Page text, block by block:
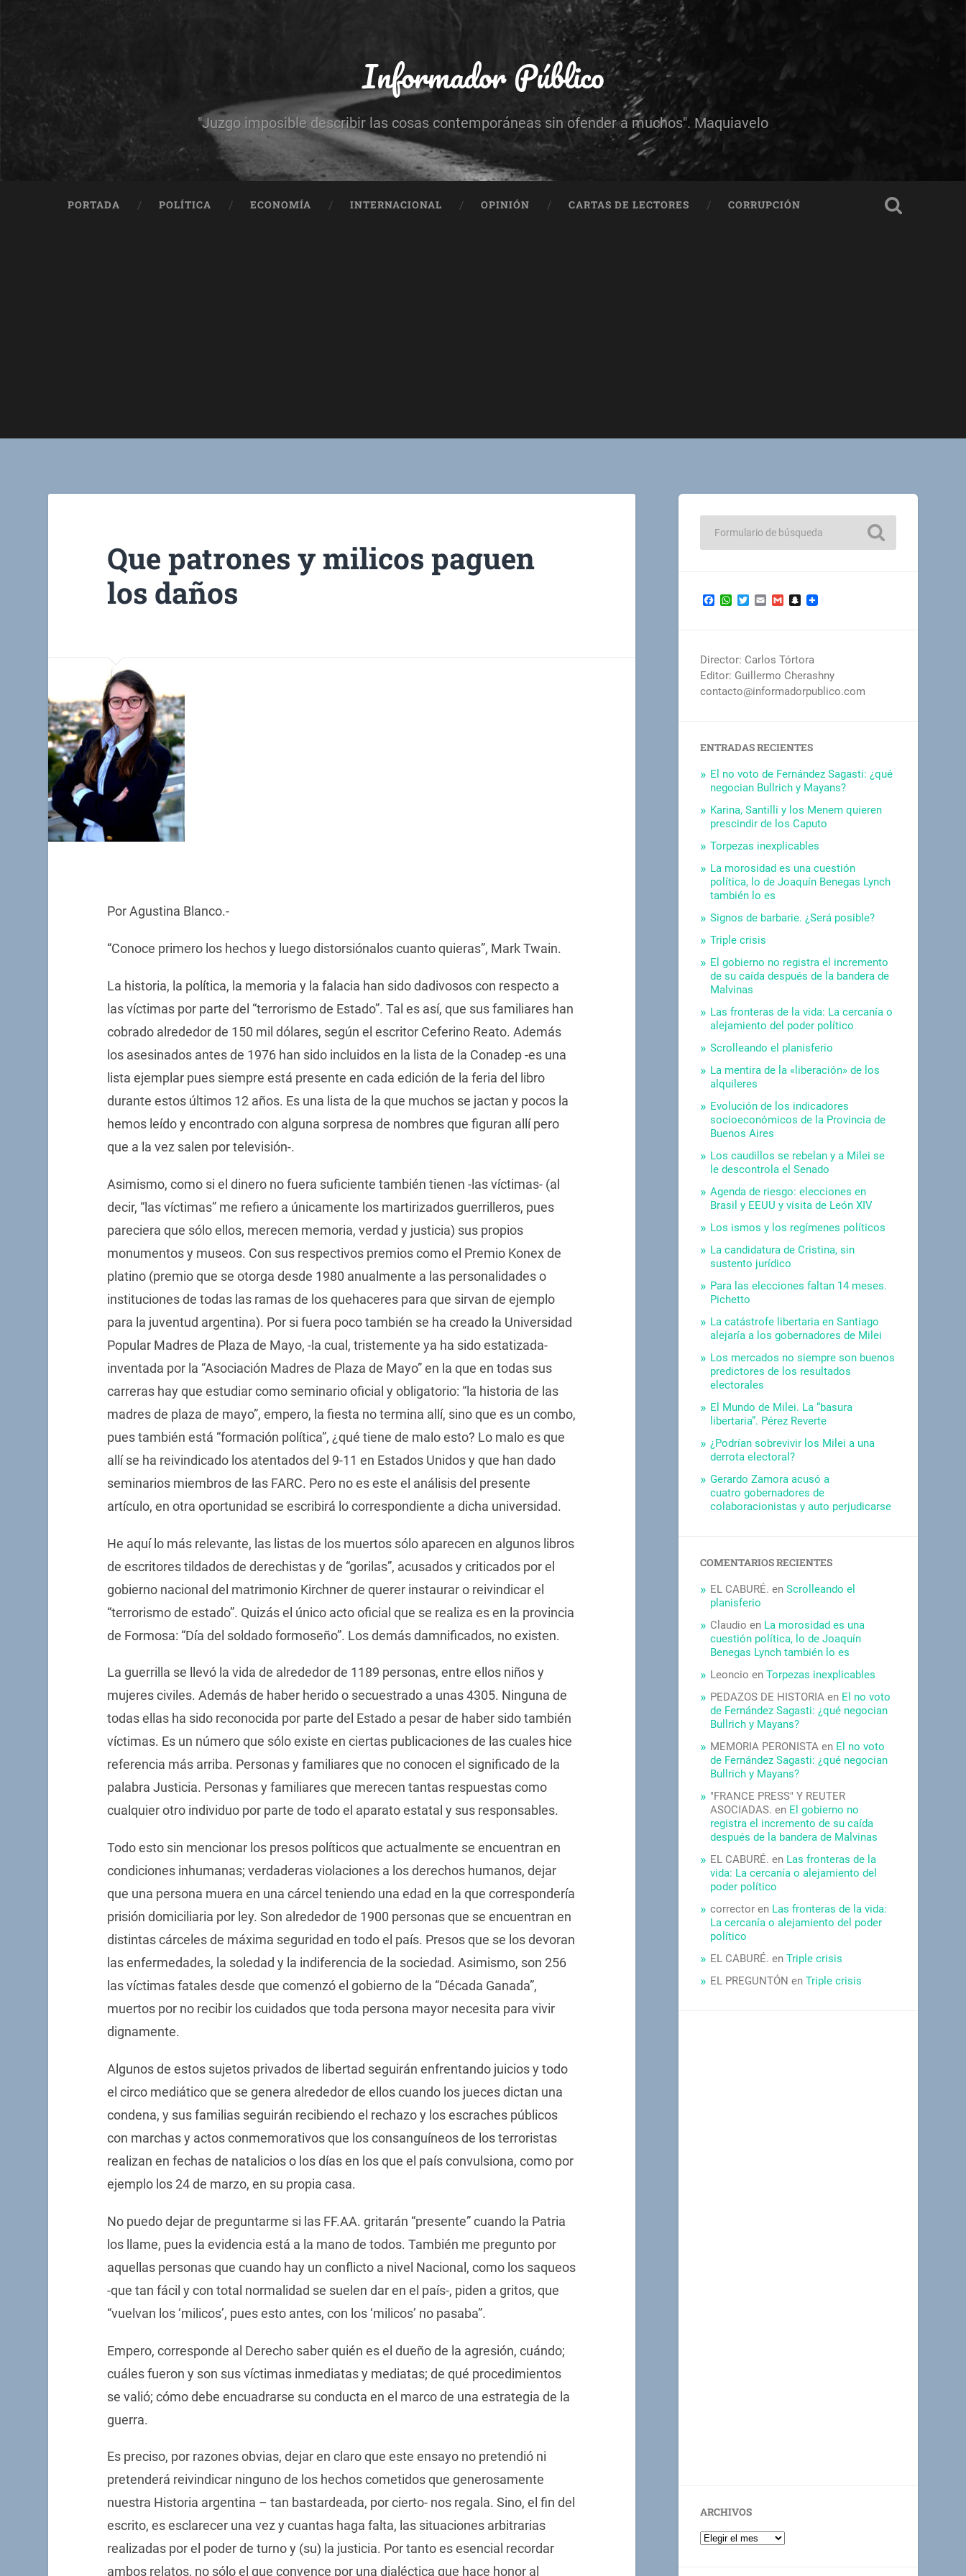
Informador Público
"Juzgo imposible describir las cosas contemporáneas sin ofender a muchos". Maquiavelo
PORTADA POLÍTICA ECONOMÍA INTERNACIONAL OPINIÓN CARTAS DE LECTORES CORRUPCIÓN
Que patrones y milicos paguen
los daños
Por Agustina Blanco.-
“Conoce primero los hechos y luego distorsiónalos cuanto quieras”, Mark Twain.
La historia, la política, la memoria y la falacia han sido dadivosos con respecto a
las víctimas por parte del “terrorismo de Estado”. Tal es así, que sus familiares han
cobrado alrededor de 150 mil dólares, según el escritor Ceferino Reato. Además
los asesinados antes de 1976 han sido incluidos en la lista de la Conadep -es una
lista ejemplar pues siempre está presente en cada edición de la feria del libro
durante estos últimos 12 años. Es una lista de la que muchos se jactan y pocos la
hemos leído y encontrado con alguna sorpresa de nombres que figuran allí pero
que a la vez salen por televisión-.
Asimismo, como si el dinero no fuera suficiente también tienen -las víctimas- (al
decir, “las víctimas” me refiero a únicamente los martirizados guerrilleros, pues
pareciera que sólo ellos, merecen memoria, verdad y justicia) sus propios
monumentos y museos. Con sus respectivos premios como el Premio Konex de
platino (premio que se otorga desde 1980 anualmente a las personalidades o
instituciones de todas las ramas de los quehaceres para que sirvan de ejemplo
para la juventud argentina). Por si fuera poco también se ha creado la Universidad
Popular Madres de Plaza de Mayo, -la cual, tristemente ya ha sido estatizada-
inventada por la “Asociación Madres de Plaza de Mayo” en la que en todas sus
carreras hay que estudiar como seminario oficial y obligatorio: “la historia de las
madres de plaza de mayo”, empero, la fiesta no termina allí, sino que es un combo,
pues también está “formación política”, ¿qué tiene de malo esto? Lo malo es que
allí se ha reivindicado los atentados del 9-11 en Estados Unidos y que han dado
seminarios miembros de las FARC. Pero no es este el análisis del presente
artículo, en otra oportunidad se escribirá lo correspondiente a dicha universidad.
He aquí lo más relevante, las listas de los muertos sólo aparecen en algunos libros
de escritores tildados de derechistas y de “gorilas”, acusados y criticados por el
gobierno nacional del matrimonio Kirchner de querer instaurar o reivindicar el
“terrorismo de estado”. Quizás el único acto oficial que se realiza es en la provincia
de Formosa: “Día del soldado formoseño”. Los demás damnificados, no existen.
La guerrilla se llevó la vida de alrededor de 1189 personas, entre ellos niños y
mujeres civiles. Además de haber herido o secuestrado a unas 4305. Ninguna de
todas ellas ha sido reconocida por parte del Estado a pesar de haber sido también
víctimas. Es un número que sólo existe en ciertas publicaciones de las cuales hice
referencia más arriba. Personas y familiares que no conocen el significado de la
palabra Justicia. Personas y familiares que merecen tantas respuestas como
cualquier otro individuo por parte de todo el aparato estatal y sus responsables.
Todo esto sin mencionar los presos políticos que actualmente se encuentran en
condiciones inhumanas; verdaderas violaciones a los derechos humanos, dejar
que una persona muera en una cárcel teniendo una edad en la que correspondería
prisión domiciliaria por ley. Son alrededor de 1900 personas que se encuentran en
distintas cárceles de máxima seguridad en todo el país. Presos que se los devoran
las enfermedades, la soledad y la indiferencia de la sociedad. Asimismo, son 256
las víctimas fatales desde que comenzó el gobierno de la “Década Ganada”,
muertos por no recibir los cuidados que toda persona mayor necesita para vivir
dignamente.
Algunos de estos sujetos privados de libertad seguirán enfrentando juicios y todo
el circo mediático que se genera alrededor de ellos cuando los jueces dictan una
condena, y sus familias seguirán recibiendo el rechazo y los escraches públicos
con marchas y actos conmemorativos que los consanguíneos de los terroristas
realizan en fechas de natalicios o los días en los que el país convulsiona, como por
ejemplo los 24 de marzo, en su propia casa.
No puedo dejar de preguntarme si las FF.AA. gritarán “presente” cuando la Patria
los llame, pues la evidencia está a la mano de todos. También me pregunto por
aquellas personas que cuando hay un conflicto a nivel Nacional, como los saqueos
-que tan fácil y con total normalidad se suelen dar en el país-, piden a gritos, que
“vuelvan los ‘milicos’, pues esto antes, con los ‘milicos’ no pasaba”.
Empero, corresponde al Derecho saber quién es el dueño de la agresión, cuándo;
cuáles fueron y son sus víctimas inmediatas y mediatas; de qué procedimientos
se valió; cómo debe encuadrarse su conducta en el marco de una estrategia de la
guerra.
Es preciso, por razones obvias, dejar en claro que este ensayo no pretendió ni
pretenderá reivindicar ninguno de los hechos cometidos que generosamente
nuestra Historia argentina – tan bastardeada, por cierto- nos regala. Sino, el fin del
escrito, es esclarecer una vez y cuantas haga falta, las situaciones arbitrarias
realizadas por el poder de turno y (su) la justicia. Por tanto es esencial recordar
ambos relatos, no sólo el que convence por una dialéctica que hace honor al
Facebook
WhatsApp
TwitterEmailGmailSnapchat
Director: Carlos Tórtora
Editor: Guillermo Cherashny
contacto@informadorpublico.com
ENTRADAS RECIENTES
El no voto de Fernández Sagasti: ¿qué
negocian Bullrich y Mayans?
Karina, Santilli y los Menem quieren
prescindir de los Caputo
Torpezas inexplicables
La morosidad es una cuestión
política, lo de Joaquín Benegas Lynch
también lo es
Signos de barbarie. ¿Será posible?
Triple crisis
El gobierno no registra el incremento
de su caída después de la bandera de
Malvinas
Las fronteras de la vida: La cercanía o
alejamiento del poder político
Scrolleando el planisferio
La mentira de la «liberación» de los
alquileres
Evolución de los indicadores
socioeconómicos de la Provincia de
Buenos Aires
Los caudillos se rebelan y a Milei se
le descontrola el Senado
Agenda de riesgo: elecciones en
Brasil y EEUU y visita de León XIV
Los ismos y los regímenes políticos
La candidatura de Cristina, sin
sustento jurídico
Para las elecciones faltan 14 meses.
Pichetto
La catástrofe libertaria en Santiago
alejaría a los gobernadores de Milei
Los mercados no siempre son buenos
predictores de los resultados
electorales
El Mundo de Milei. La “basura
libertaria”. Pérez Reverte
¿Podrían sobrevivir los Milei a una
derrota electoral?
Gerardo Zamora acusó a
cuatro gobernadores de
colaboracionistas y auto perjudicarse
COMENTARIOS RECIENTES
EL CABURÉ. enScrolleando el
planisferio
Claudio en La morosidad es una
cuestión política, lo de Joaquín
Benegas Lynch también lo es
Leoncio enTorpezas inexplicables
PEDAZOS DE HISTORIA en El no voto
de Fernández Sagasti: ¿qué negocian
Bullrich y Mayans?
MEMORIA PERONISTA en El no voto
de Fernández Sagasti: ¿qué negocian
Bullrich y Mayans?
"FRANCE PRESS" Y REUTER
ASOCIADAS. en El gobierno no
registra el incremento de su caída
después de la bandera de Malvinas
EL CABURÉ. en Las fronteras de la
vida: La cercanía o alejamiento del
poder político
corrector en Las fronteras de la vida:
La cercanía o alejamiento del poder
político
EL CABURÉ. enTriple crisis
EL PREGUNTÓN enTriple crisis
ARCHIVOS